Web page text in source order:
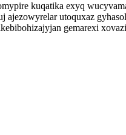
kuqatika exyq
ajezowyrelar utoquxaz
gemarexi